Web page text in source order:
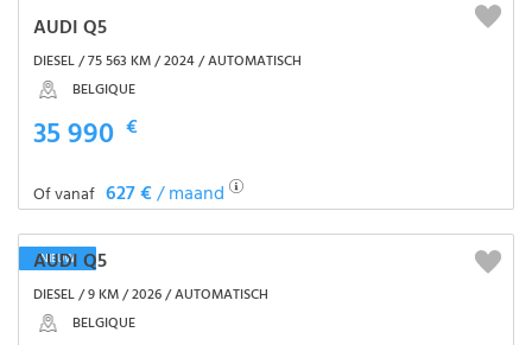
AUDI Q5
DIESEL / 75 563 KM / 2024 / AUTOMATISCH
BELGIQUE
35 990 €
Of vanaf 627 €/ maand
NIEUW
AUDI Q5
DIESEL / 9 KM / 2026 / AUTOMATISCH
BELGIQUE